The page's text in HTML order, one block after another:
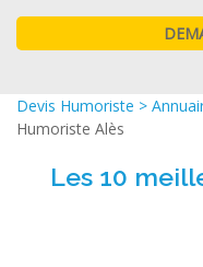
Devis Humoriste >
Humoriste Alès
Les 10